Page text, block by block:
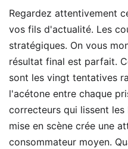
Regardez attentivement
vos fils d'actualité. Les
stratégiques. On vous
résultat final est parfait.
sont les vingt tentatives
l'acétone entre chaque
correcteurs qui lissent
mise en scène crée une
consommateur moyen.